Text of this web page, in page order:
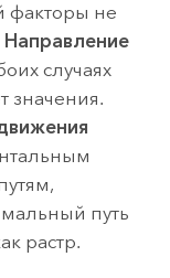
факторы не
Направление
случаях
значения.
путь
растр.